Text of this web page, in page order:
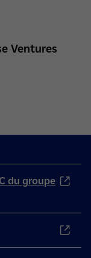
Ventures
du groupe